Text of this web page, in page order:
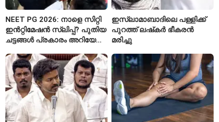
NEET PG 2026: നാളെ സിറ്റി
ഇൻറ്റിമേഷൻ സ്ലിപ്പ്? പുതിയ
ചട്ടങ്ങൾ പ്രകാരം അറിയേണ്ട
ഇസ്ലാമാബാദിലെ പള്ളിക്ക്
പുറത്ത് ലഷ്‌കർ ഭീകരൻ
മരിച്ചു